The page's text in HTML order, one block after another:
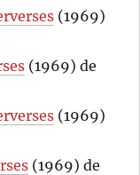
(1969)
(1969) de
(1969)
(1969) de